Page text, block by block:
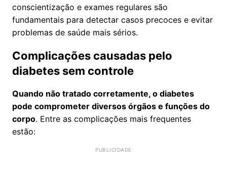
conscientização e exames regulares são
fundamentais para detectar casos precoces e evitar
problemas de saúde mais sérios.
Complicações causadas pelo
diabetes sem controle
Quando não tratado corretamente, o diabetes
pode comprometer diversos órgãos e funções do
corpo. Entre as complicações mais frequentes
estão: